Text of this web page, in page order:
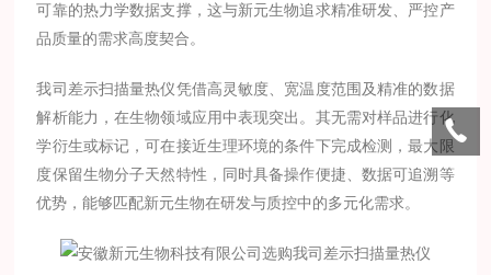
可靠的热力学数据支撑，这与新元生物追求精准研发、严控产
品质量的需求高度契合。
我司差示扫描量热仪凭借高灵敏度、宽温度范围及精准的数据
解析能力，在生物领域应用中表现突出。其无需对样品进行化
学衍生或标记，可在接近生理环境的条件下完成检测，最大限
度保留生物分子天然特性，同时具备操作便捷、数据可追溯等
优势，能够匹配新元生物在研发与质控中的多元化需求。